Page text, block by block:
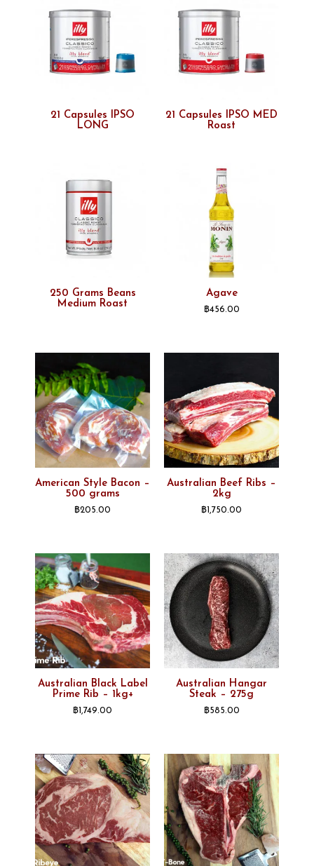
21 Capsules IPSO
LONG
21 Capsules IPSO MED
Roast
250 Grams Beans
Medium Roast
Agave
฿456.00
American Style Bacon –
500 grams
฿205.00
Australian Beef Ribs –
2kg
฿1,750.00
Australian Black Label
Prime Rib – 1kg+
฿1,749.00
Australian Hangar
Steak – 275g
฿585.00